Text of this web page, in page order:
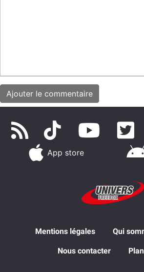
App store
Mentions légales Qui
Nous contacter